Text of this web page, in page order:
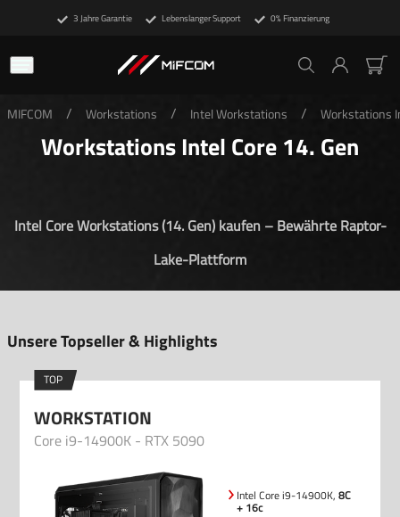
3 Jahre Garantie Lebenslanger Support 0% Finanzierung
MIFCOM / Workstations / Intel Workstations / Workstations
Workstations Intel Core 14. Gen
Intel Core Workstations (14. Gen) kaufen – Bewährte Raptor-
Lake-Plattform
Unsere Topseller & Highlights
TOP
WORKSTATION
Core i9-14900K - RTX 5090
Intel Core i9-14900K, 8C
+ 16c